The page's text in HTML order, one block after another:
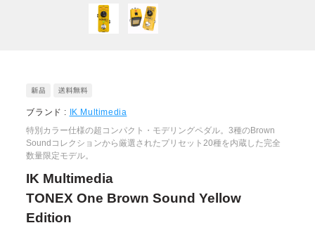
ブランド :
IK Multimedia
特別カラー仕様の超コンパクト・モデリングペダル。3種のBrown
Soundコレクションから厳選されたプリセット20種を内蔵した完全
数量限定モデル。
IK Multimedia
TONEX One Brown Sound Yellow
Edition